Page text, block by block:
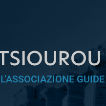
L’ASSOCIAZIONE